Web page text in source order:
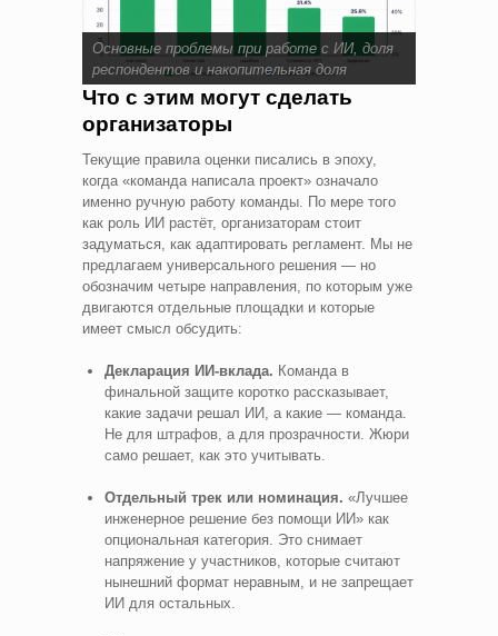
Основные проблемы при работе с ИИ, доля
респондентов и накопительная доля
Что с этим могут сделать
организаторы
Текущие правила оценки писались в эпоху,
когда «команда написала проект» означало
именно ручную работу команды. По мере того
как роль ИИ растёт, организаторам стоит
задуматься, как адаптировать регламент. Мы не
предлагаем универсального решения — но
обозначим четыре направления, по которым уже
двигаются отдельные площадки и которые
имеет смысл обсудить:
Декларация ИИ-вклада. Команда в
финальной защите коротко рассказывает,
какие задачи решал ИИ, а какие — команда.
Не для штрафов, а для прозрачности. Жюри
само решает, как это учитывать.
Отдельный трек или номинация. «Лучшее
инженерное решение без помощи ИИ» как
опциональная категория. Это снимает
напряжение у участников, которые считают
нынешний формат неравным, и не запрещает
ИИ для остальных.